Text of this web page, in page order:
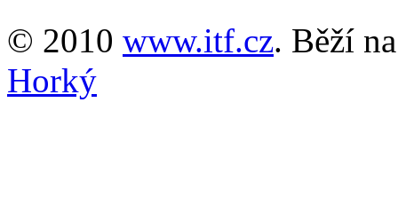
© 2010 www.itf.cz. Běží
Horký